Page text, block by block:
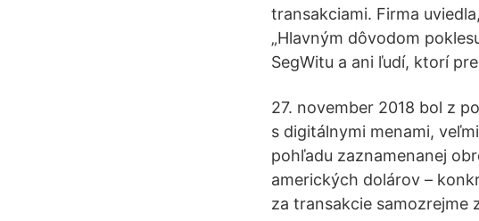
transakciami. Firma
„Hlavným dôvodom
SegWitu a ani ľudí, ktorí
27. november 2018 bol z
s digitálnymi menami,
pohľadu zaznamenanej
amerických dolárov –
za transakcie samozrejme